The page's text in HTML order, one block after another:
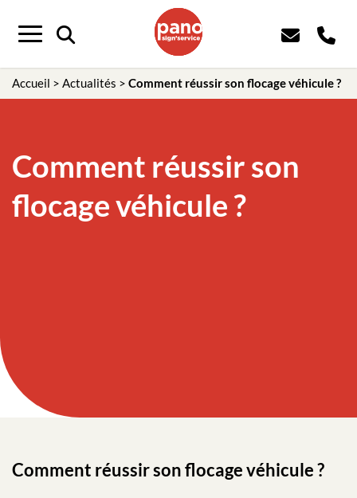
Menu
Accueil > Actualités > Comment réussir son flocage véhicule ?
Comment réussir son
flocage véhicule ?
Comment réussir son flocage véhicule ?
Panneau de gestion des cookies